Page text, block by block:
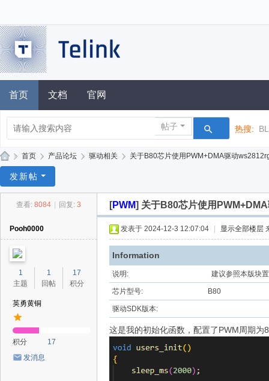
首页 文档 官网
帖子 热搜:
凌
» 首页 › 产品论坛 › 驱动相关 › 关于B80芯片使用PWM+DMA驱动
发新帖
查看: 8084 回复: 3 [PWM] 关于B80芯片使用
Pooh0000
1
主题
1
回帖
17
积分
英勇黄铜
积分
17
发消息
发表于 2024-12-3 12:07:04 显示全部楼层
Information
说明: 建议参照本版块
芯片型号: B80
驱动SDK版本:
这是我的初始化函数，配置了PWM周期